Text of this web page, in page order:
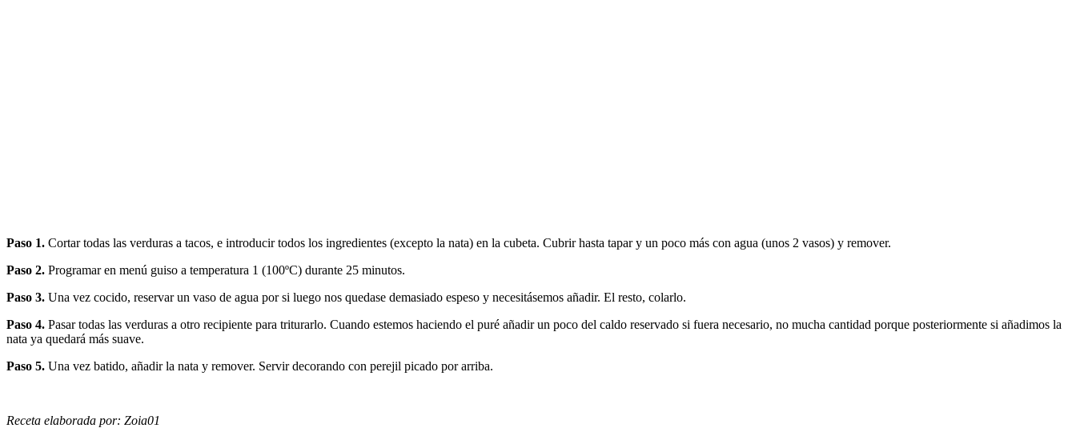
Paso 1. Cortar todas las verduras a tacos, e introducir todos los ingredientes (excepto la nata) en la cubeta. Cubrir hasta tapar y un poco más con agua (unos 2 vasos) y remover.
Paso 2. Programar en menú guiso a temperatura 1 (100ºC) durante 25 minutos.
Paso 3. Una vez cocido, reservar un vaso de agua por si luego nos quedase demasiado espeso y necesitásemos añadir. El resto, colarlo.
Paso 4. Pasar todas las verduras a otro recipiente para triturarlo. Cuando estemos haciendo el puré añadir un poco del caldo reservado si fuera necesario, no mucha cantidad porque posteriormente si añadimos la
nata ya quedará más suave.
Paso 5. Una vez batido, añadir la nata y remover. Servir decorando con perejil picado por arriba.
Receta elaborada por: Zoia01